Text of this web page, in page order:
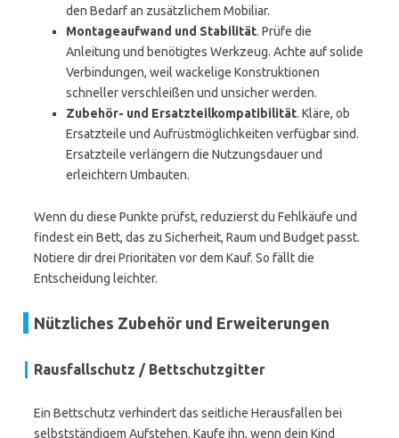
den Bedarf an zusätzlichem Mobiliar.
Montageaufwand und Stabilität. Prüfe die
Anleitung und benötigtes Werkzeug. Achte auf solide
Verbindungen, weil wackelige Konstruktionen
schneller verschleißen und unsicher werden.
Zubehör- und Ersatzteilkompatibilität. Kläre, ob
Ersatzteile und Aufrüstmöglichkeiten verfügbar sind.
Ersatzteile verlängern die Nutzungsdauer und
erleichtern Umbauten.
Wenn du diese Punkte prüfst, reduzierst du Fehlkäufe und
findest ein Bett, das zu Sicherheit, Raum und Budget passt.
Notiere dir drei Prioritäten vor dem Kauf. So fällt die
Entscheidung leichter.
Nützliches Zubehör und Erweiterungen
Rausfallschutz / Bettschutzgitter
Ein Bettschutz verhindert das seitliche Herausfallen bei
selbstständigem Aufstehen. Kaufe ihn, wenn dein Kind